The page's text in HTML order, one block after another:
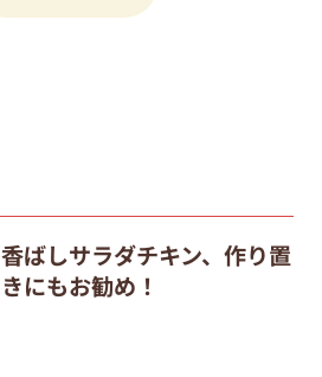
香ばしサラダチキン、作り置
きにもお勧め！